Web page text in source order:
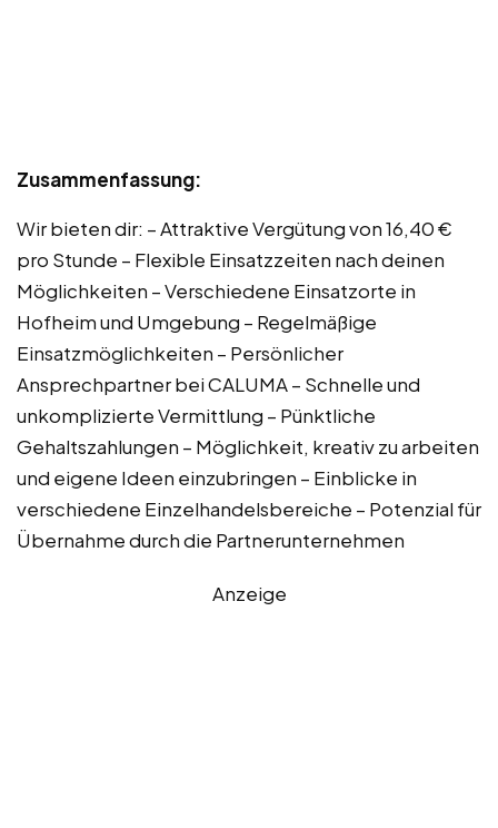
Zusammenfassung:
Wir bieten dir: – Attraktive Vergütung von 16,40 €
pro Stunde – Flexible Einsatzzeiten nach deinen
Möglichkeiten – Verschiedene Einsatzorte in
Hofheim und Umgebung – Regelmäßige
Einsatzmöglichkeiten – Persönlicher
Ansprechpartner bei CALUMA – Schnelle und
unkomplizierte Vermittlung – Pünktliche
Gehaltszahlungen – Möglichkeit, kreativ zu arbeiten
und eigene Ideen einzubringen – Einblicke in
verschiedene Einzelhandelsbereiche – Potenzial für
Übernahme durch die Partnerunternehmen
Anzeige